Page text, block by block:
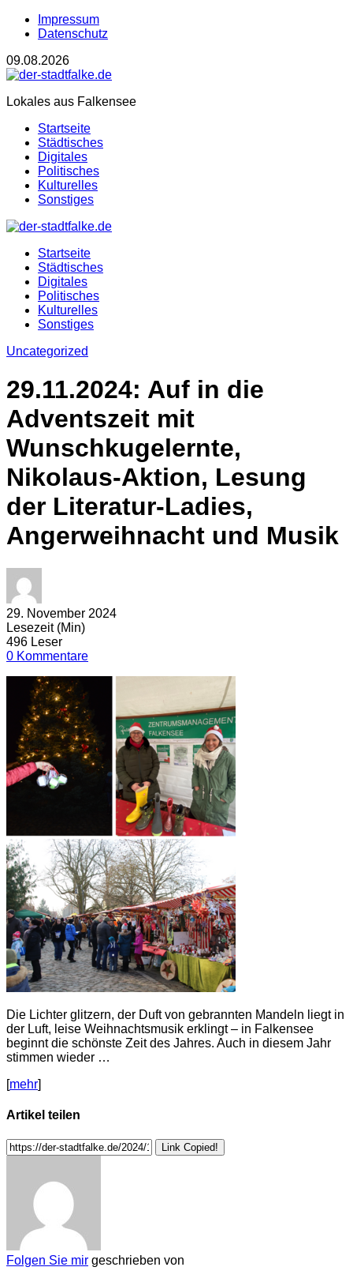
Impressum
Datenschutz
09.08.2026
Lokales aus Falkensee
Startseite
Städtisches
Digitales
Politisches
Kulturelles
Sonstiges
Startseite
Städtisches
Digitales
Politisches
Kulturelles
Sonstiges
Uncategorized
29.11.2024: Auf in die
Adventszeit mit
Wunschkugelernte,
Nikolaus-Aktion, Lesung
der Literatur-Ladies,
Angerweihnacht und Musik
29. November 2024
Lesezeit (Min)
496 Leser
0 Kommentare
Die Lichter glitzern, der Duft von gebrannten Mandeln liegt in
der Luft, leise Weihnachtsmusik erklingt – in Falkensee
beginnt die schönste Zeit des Jahres. Auch in diesem Jahr
stimmen wieder …
[mehr]
Artikel teilen
Link Copied!
Folgen Sie mir geschrieben von